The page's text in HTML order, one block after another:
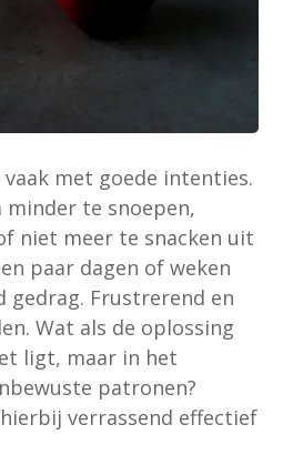
met goede intenties.
minder te snoepen,
niet meer te snacken uit
paar dagen of weken
gedrag. Frustrerend en
Wat als de oplossing
ligt, maar in het
patronen?
verrassend effectief